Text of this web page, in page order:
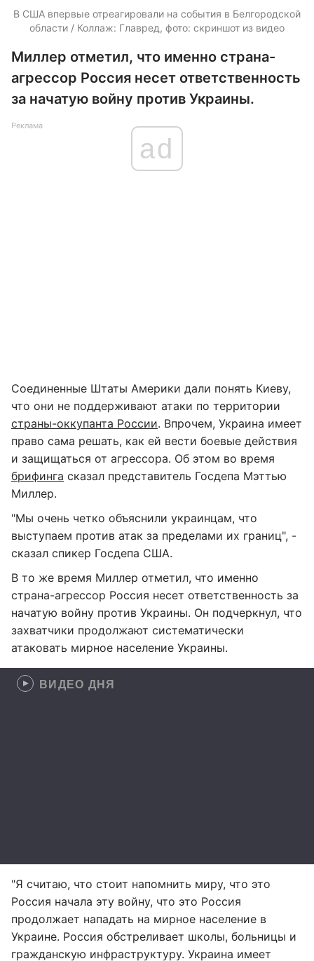
В США впервые отреагировали на события в Белгородской
области / Коллаж: Главред, фото: скриншот из видео
Миллер отметил, что именно страна-
агрессор Россия несет ответственность
за начатую войну против Украины.
Реклама
ad
Соединенные Штаты Америки дали понять Киеву,
что они не поддерживают атаки по территории
страны-оккупанта России. Впрочем, Украина имеет
право сама решать, как ей вести боевые действия
и защищаться от агрессора. Об этом во время
брифинга сказал представитель Госдепа Мэттью
Миллер.
"Мы очень четко объяснили украинцам, что
выступаем против атак за пределами их границ", -
сказал спикер Госдепа США.
В то же время Миллер отметил, что именно
страна-агрессор Россия несет ответственность за
начатую войну против Украины. Он подчеркнул, что
захватчики продолжают систематически
атаковать мирное население Украины.
ВИДЕО ДНЯ
"Я считаю, что стоит напомнить миру, что это
Россия начала эту войну, что это Россия
продолжает нападать на мирное население в
Украине. Россия обстреливает школы, больницы и
гражданскую инфраструктуру. Украина имеет